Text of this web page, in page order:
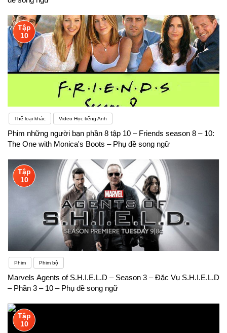
Tập
10
Thể loại khác Video Học tiếng Anh
Phim những người bạn phần 8 tập 10 – Friends season 8 – 10:
The One with Monica's Boots – Phụ đề song ngữ
Tập
10
Phim Phim bộ
Marvels Agents of S.H.I.E.L.D – Season 3 – Đặc Vụ S.H.I.E.L.D
– Phần 3 – 10 – Phụ đề song ngữ
Tập
10